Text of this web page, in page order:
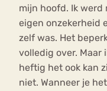
mijn hoofd. Ik werd
eigen onzekerheid
zelf was. Het
volledig over. Maar
heftig het ook kan
niet. Wanneer je